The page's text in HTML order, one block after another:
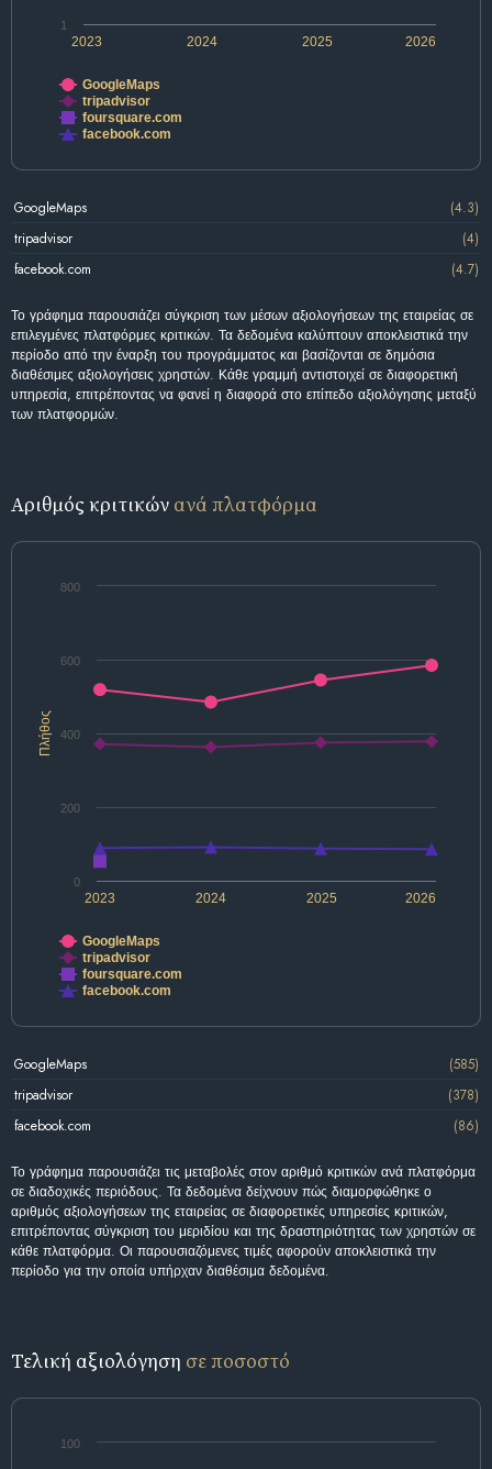
2024 2026
2023 2025
1
GoogleMaps
tripadvisor
foursquare.com
facebook.com
GoogleMaps
(4.3)
tripadvisor
(4)
facebook.com
(4.7)
Το γράφημα παρουσιάζει σύγκριση των μέσων αξιολογήσεων της εταιρείας σε
επιλεγμένες πλατφόρμες κριτικών. Τα δεδομένα καλύπτουν αποκλειστικά την
περίοδο από την έναρξη του προγράμματος και βασίζονται σε δημόσια
διαθέσιμες αξιολογήσεις χρηστών. Κάθε γραμμή αντιστοιχεί σε διαφορετική
υπηρεσία, επιτρέποντας να φανεί η διαφορά στο επίπεδο αξιολόγησης μεταξύ
των πλατφορμών.
Αριθμός κριτικών ανά πλατφόρμα
Πλήθος
2024 2026
2023 2025
0
200
400
600
800
GoogleMaps
tripadvisor
foursquare.com
facebook.com
GoogleMaps
(585)
tripadvisor
(378)
facebook.com
(86)
Το γράφημα παρουσιάζει τις μεταβολές στον αριθμό κριτικών ανά πλατφόρμα
σε διαδοχικές περιόδους. Τα δεδομένα δείχνουν πώς διαμορφώθηκε ο
αριθμός αξιολογήσεων της εταιρείας σε διαφορετικές υπηρεσίες κριτικών,
επιτρέποντας σύγκριση του μεριδίου και της δραστηριότητας των χρηστών σε
κάθε πλατφόρμα. Οι παρουσιαζόμενες τιμές αφορούν αποκλειστικά την
περίοδο για την οποία υπήρχαν διαθέσιμα δεδομένα.
Τελική αξιολόγηση σε ποσοστό
100